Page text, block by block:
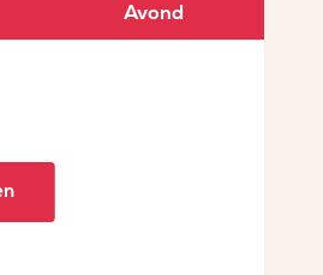
Avond